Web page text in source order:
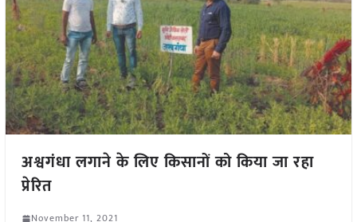
अश्वगंधा लगाने के लिए किसानों को किया जा रहा
प्रेरित
November 11, 2021